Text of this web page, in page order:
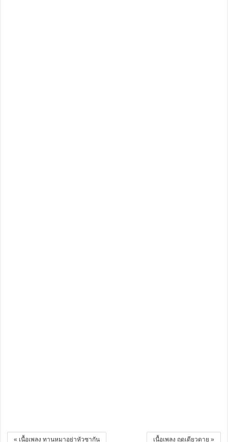
เนื้อเพลง ฤดูเดียวดาย »
« เนื้อเพลง ทานหมาอย่าหัวซากัน